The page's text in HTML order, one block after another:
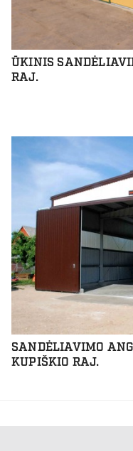
ŪKINIS
RAJ.
SANDĖLIAVIMO
KUPIŠKIO RAJ.